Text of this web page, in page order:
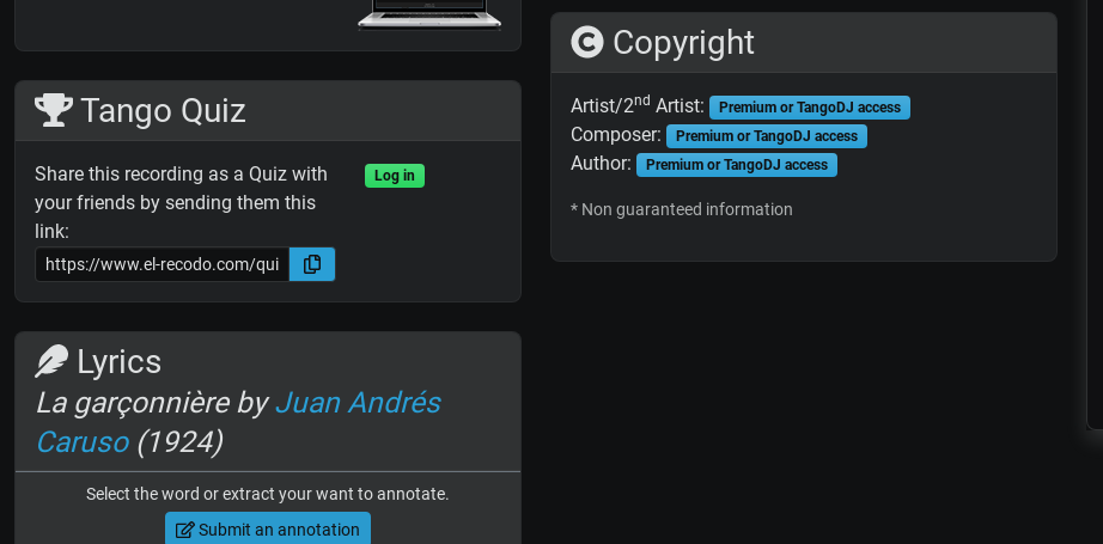
Tango Quiz
Share this recording as a Quiz with
your friends by sending them this
link:
Log in
Lyrics
La garçonnière byJuan Andrés
Caruso(1924)
Select the word or extract your want to annotate.
Submit an annotation
Copyright
Artist/2nd Artist: Premium or TangoDJ access
Composer: Premium or TangoDJ access
Author: Premium or TangoDJ access
* Non guaranteed information